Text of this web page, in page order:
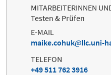
MITARBEITERINNEN
Testen & Prüfen
E-MAIL
maike.cohuk
llc.uni-
TELEFON
+49 511 762 3916